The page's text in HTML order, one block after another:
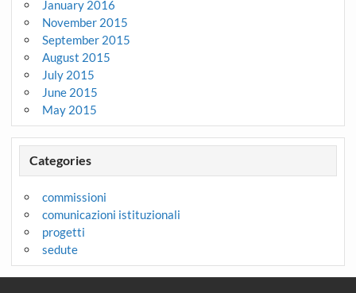
January 2016
November 2015
September 2015
August 2015
July 2015
June 2015
May 2015
Categories
commissioni
comunicazioni istituzionali
progetti
sedute